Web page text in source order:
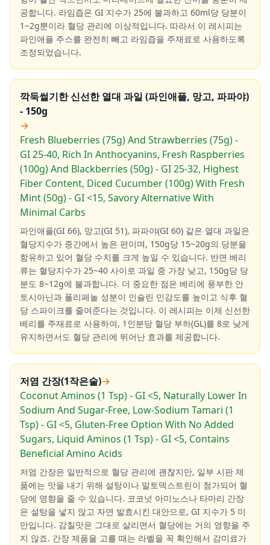
공합니다. 라임즙은 GI 지수가 25에 불과하고 60ml당 당분이
1~2g뿐이라 혈당 관리에 이상적입니다. 따라서 이 레시피는
파인애플 주스를 완전히 빼고 라임즙을 주재료로 사용하도록
조정되었습니다.
깍둑썰기한 신선한 열대 과일 (파인애플, 망고, 파파야)
- 150g
→
Fresh Blueberries (75g) And Strawberries (75g) -
GI 25-40, Rich In Anthocyanins, Fresh Raspberries
(100g) And Blackberries (50g) - GI 25-32, Highest
Fiber Content, Diced Cucumber (100g) With Fresh
Mint (50g) - GI <15, Savory Alternative With
Minimal Carbs
파인애플(GI 66), 망고(GI 51), 파파야(GI 60) 같은 열대 과일은
혈당지수가 중간에서 높은 편이며, 150g당 15~20g의 당분을
함유하고 있어 혈당 수치를 크게 높일 수 있습니다. 반면 베리
류는 혈당지수가 25~40 사이로 과일 중 가장 낮고, 150g당 당
분도 8~12g에 불과합니다. 더 중요한 점은 베리에 풍부한 안
토시아닌과 폴리페놀 성분이 인슐린 민감도를 높이고 식후 혈
당 스파이크를 줄여준다는 것입니다. 이 레시피는 이제 신선한
베리를 주재료로 사용하여, 1인분당 혈당 부하(GL)를 8로 낮게
유지하면서도 혈당 관리에 뛰어난 효과를 제공합니다.
저염 간장(1작은술)→
Coconut Aminos (1 Tsp) - GI <5, Naturally Lower In
Sodium And Sugar-Free, Low-Sodium Tamari (1
Tsp) - GI <5, Gluten-Free Option With No Added
Sugars, Liquid Aminos (1 Tsp) - GI <5, Contains
Beneficial Amino Acids
저염 간장은 일반적으로 혈당 관리에 괜찮지만, 일부 시판 제
품에는 맛을 내기 위해 설탕이나 말토덱스트린이 첨가되어 혈
당에 영향을 줄 수 있습니다. 코코넛 아미노스나 타마리 간장
은 설탕을 넣지 않고 자연 발효시킨 대안으로, GI 지수가 5 미
만입니다. 감칠맛은 그대로 살리면서 혈당에는 거의 영향을 주
지 않죠. 간장 제품을 고를 때는 라벨을 꼭 확인해서 감미료가